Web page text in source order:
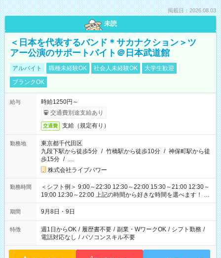
掲載日：2026.08.03
未読
＜日本を代表するバンド＊サカナクション＞ツ
アー公演のサポートバイト＠日本武道館
アルバイト 職種未経験OK 社会人未経験OK
大学生歓迎
ブランクOK
給与
時給1250円～
交通費別途支給あり
交通費 支給（規定有り）
勤務地
東京都千代田区
九段下駅から徒歩5分 / 竹橋駅から徒歩10分 / 神保町駅から徒
歩15分 / …
株式会社ライブパワー
勤務時間
＜シフト例＞ 9:00～22:30 12:30～22:00 15:30～21:00 12:30～
19:00 12:30～22:00 上記の時間から好きな時間を選べます！ ※
時間は変更となる可能性があります
期間 9月8日・9日
特徴 週1日からOK / 履歴書不要 / 副業・WワークOK / シフト勤務 /
電話対応なし / パソコンスキル不要